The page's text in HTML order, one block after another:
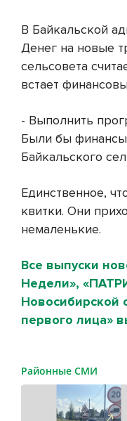
В Байкальской
Денег на новые
сельсовета
встает
- Выполнить
Были бы
Байкальского
Единственное,
квитки. Они
немаленькие.
Все выпуски
Недели»,
Новосибирской
первого лица»
Районные СМИ